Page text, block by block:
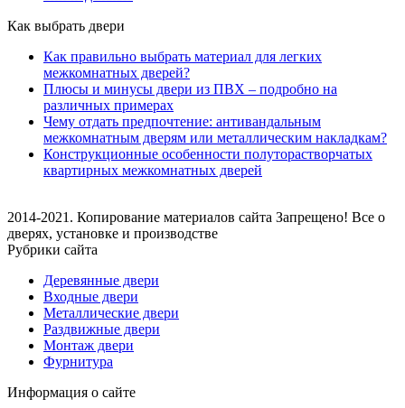
Как выбрать двери
Как правильно выбрать материал для легких
межкомнатных дверей?
Плюсы и минусы двери из ПВХ – подробно на
различных примерах
Чему отдать предпочтение: антивандальным
межкомнатным дверям или металлическим накладкам?
Конструкционные особенности полуторастворчатых
квартирных межкомнатных дверей
2014-2021. Копирование материалов сайта Запрещено! Все о
дверях, установке и производстве
Рубрики сайта
Деревянные двери
Входные двери
Металлические двери
Раздвижные двери
Монтаж двери
Фурнитура
Информация о сайте